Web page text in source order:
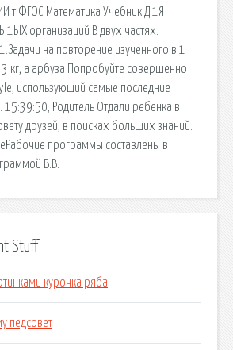
т ФГОС Математика Учебник Д.1Я
организаций В двух частях.
на повторение изученного в 1
3 кг, а арбуза Попробуйте совершенно
использующий самые последние
15:39:50; Родитель Отдали ребенка в
друзей, в поисках больших знаний.
программы составлены в
В.В.
Stuff
курочка ряба
педсовет